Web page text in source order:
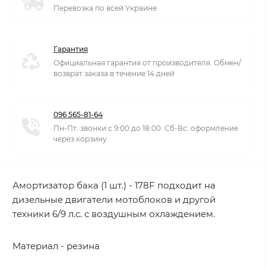
Перевозка по всей Украине
Гарантия
Официальная гарантия от производителя. Обмен/
возврат заказа в течение 14 дней
096 565-81-64
Пн-Пт: звонки с 9:00 до 18:00. Сб-Вс: оформление
через корзину.
Амортизатор бака (1 шт.) - 178F подходит на
дизельные двигатели мотоблоков и другой
техники 6/9 л.с. с воздушным охлаждением.
Материал - резина